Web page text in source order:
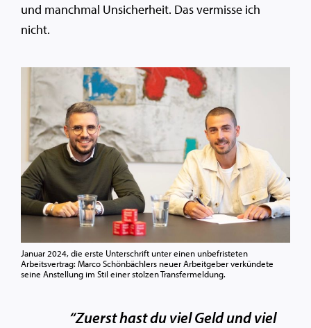
und manchmal Unsicherheit. Das vermisse ich
nicht.
Januar 2024, die erste Unterschrift unter einen unbefristeten
Arbeitsvertrag: Marco Schönbächlers neuer Arbeitgeber verkündete
seine Anstellung im Stil einer stolzen Transfermeldung.
“Zuerst hast du viel Geld und viel